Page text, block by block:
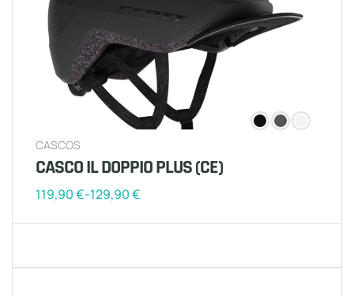
CASCOS
CASCO IL DOPPIO PLUS (CE)
119,90€-129,90€